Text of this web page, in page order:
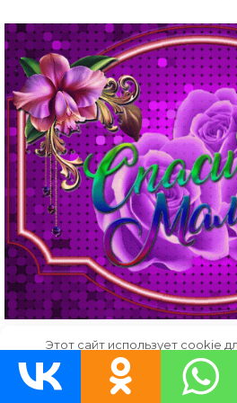
Скачать
Этот сайт использует cookie
Продолжая использовать сайт, Вы
работу с этими